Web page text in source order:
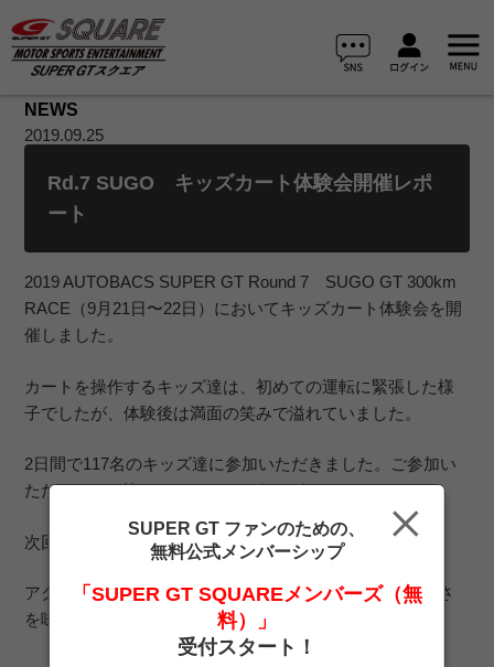
NEWS
2019.09.25
Rd.7 SUGO キッズカート体験会開催レポ
ート
2019 AUTOBACS SUPER GT Round 7 SUGO GT 300km
RACE（9月21日〜22日）においてキッズカート体験会を開
催しました。
カートを操作するキッズ達は、初めての運転に緊張した様
子でしたが、体験後は満面の笑みで溢れていました。
2日間で117名のキッズ達に参加いただきました。ご参加い
ただきました皆さま、ありがとうございました。
次回は「Round 8 もてぎ」（11/2～3）で開催予定です。
アクセルやハンドルを操作して、クルマを走らせる楽しさ
を味わって下さい！
SUPER GT ファンのための、
無料公式メンバーシップ
「SUPER GT SQUAREメンバーズ（無
料）」
受付スタート！